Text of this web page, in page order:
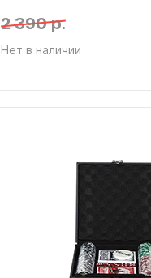
2 390 р.
Нет в наличии